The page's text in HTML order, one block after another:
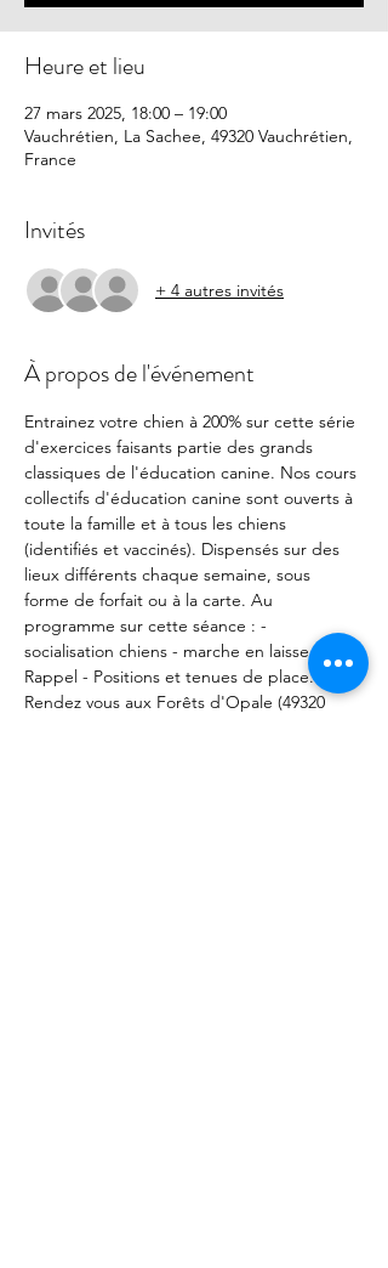
Heure et lieu
27 mars 2025, 18:00 – 19:00
Vauchrétien, La Sachee, 49320 Vauchrétien,
France
Invités
+ 4 autres invités
À propos de l'événement
Entrainez votre chien à 200% sur cette série
d'exercices faisants partie des grands
classiques de l'éducation canine. Nos cours
collectifs d'éducation canine sont ouverts à
toute la famille et à tous les chiens
(identifiés et vaccinés). Dispensés sur des
lieux différents chaque semaine, sous
forme de forfait ou à la carte. Au
programme sur cette séance : -
socialisation chiens - marche en laisse -
Rappel - Positions et tenues de place.
Rendez vous aux Forêts d'Opale (49320